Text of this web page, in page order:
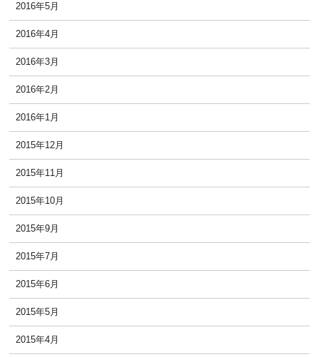
2016年5月
2016年4月
2016年3月
2016年2月
2016年1月
2015年12月
2015年11月
2015年10月
2015年9月
2015年7月
2015年6月
2015年5月
2015年4月